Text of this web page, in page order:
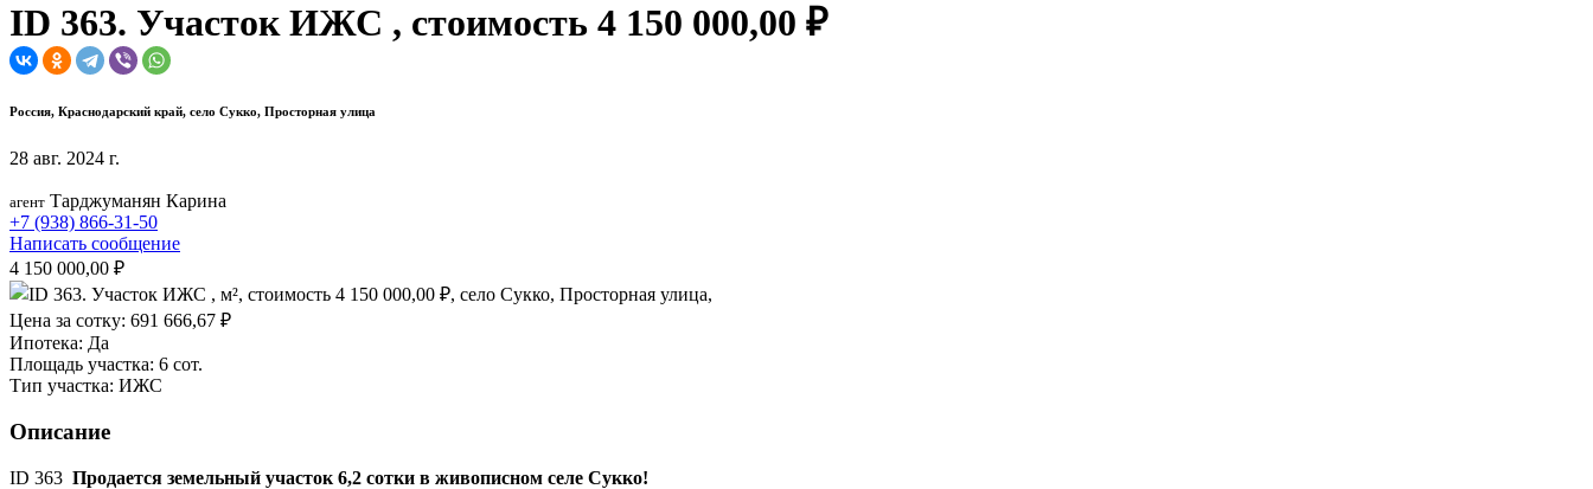
ID 363. Участок ИЖС , стоимость 4 150 000,00 ₽
Россия, Краснодарский край, село Сукко, Просторная улица
28 авг. 2024 г.
агент Тарджуманян Карина
+7 (938) 866-31-50
Написать сообщение
4 150 000,00 ₽
Цена за сотку: 691 666,67 ₽
Ипотека: Да
Площадь участка: 6 сот.
Тип участка: ИЖС
Описание
ID 363 Продается земельный участок 6,2 сотки в живописном селе Сукко!